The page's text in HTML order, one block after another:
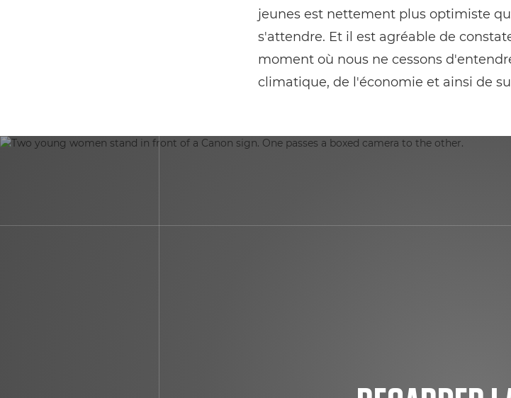
jeunes est nettement plus optimiste
s'attendre. Et il est agréable de
moment où nous ne cessons
climatique, de l'économie et ainsi de